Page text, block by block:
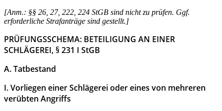
[Anm.: §§ 26, 27, 222, 224 StGB sind nicht zu prüfen. Ggf.
erforderliche Strafanträge sind gestellt.]
PRÜFUNGSSCHEMA: BETEILIGUNG AN EINER
SCHLÄGEREI, § 231 I StGB
A. Tatbestand
I. Vorliegen einer Schlägerei oder eines von mehreren
verübten Angriffs